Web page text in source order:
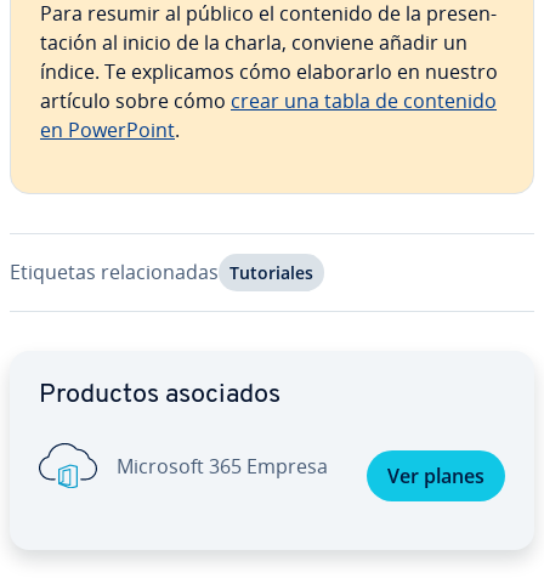
Para resumir al público el contenido de la pre­se­n­
ta­ción al inicio de la charla, conviene añadir un
índice. Te ex­pli­ca­mos cómo ela­bo­rar­lo en nuestro
artículo sobre cómo crear una tabla de contenido
en Po­we­r­Poi­nt.
Etiquetas re­la­cio­na­das Tu­to­ria­les
Productos asociados
Microsoft 365 Empresa Ver planes